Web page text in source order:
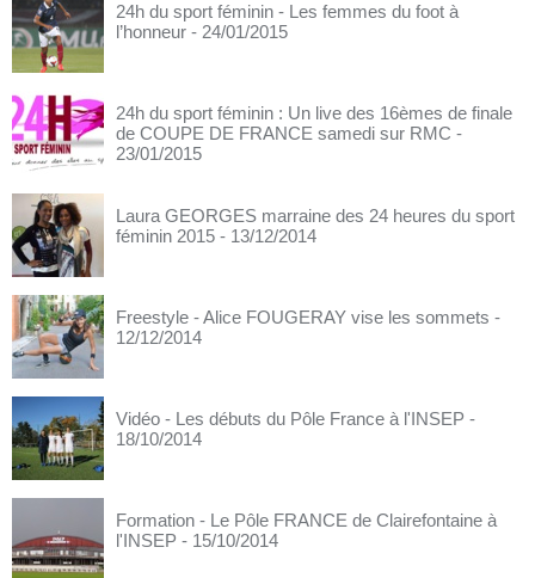
24h du sport féminin - Les femmes du foot à
l’honneur - 24/01/2015
24h du sport féminin : Un live des 16èmes de finale
de COUPE DE FRANCE samedi sur RMC -
23/01/2015
Laura GEORGES marraine des 24 heures du sport
féminin 2015 - 13/12/2014
Freestyle - Alice FOUGERAY vise les sommets -
12/12/2014
Vidéo - Les débuts du Pôle France à l'INSEP -
18/10/2014
Formation - Le Pôle FRANCE de Clairefontaine à
l'INSEP - 15/10/2014